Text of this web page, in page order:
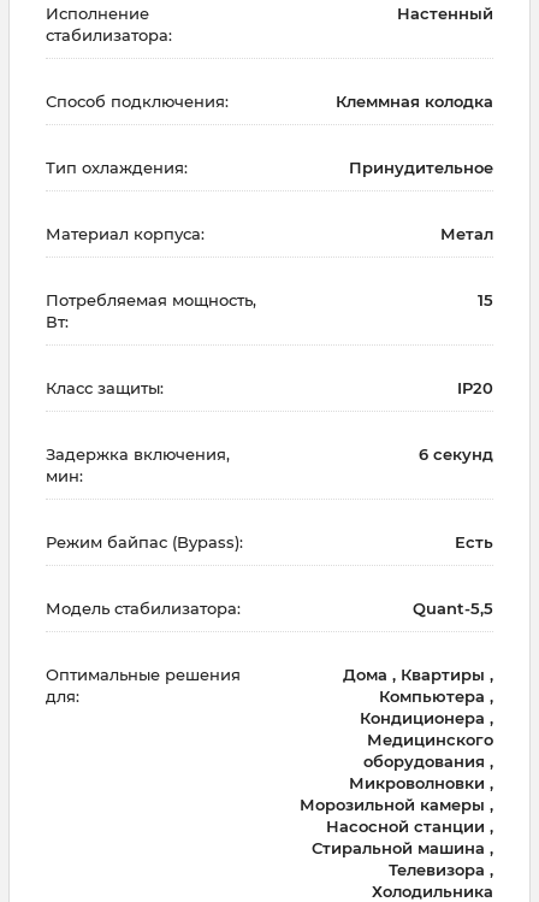
Исполнение
стабилизатора:
Настенный
Способ подключения: Клеммная колодка
Тип охлаждения: Принудительное
Материал корпуса: Метал
Потребляемая мощность,
Вт:
15
Класс защиты: IP20
Задержка включения,
мин:
6 секунд
Режим байпас (Bypass): Есть
Модель стабилизатора: Quant-5,5
Оптимальные решения
для:
Дома , Квартиры ,
Компьютера ,
Кондиционера ,
Медицинского
оборудования ,
Микроволновки ,
Морозильной камеры ,
Насосной станции ,
Стиральной машина ,
Телевизора ,
Холодильника